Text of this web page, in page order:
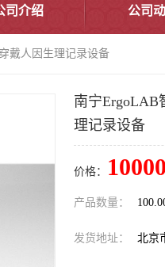
司介绍 公司
戴人因生理记录设备
南宁ErgoLAB
理记录设备
价格：
产品数量：
发货地址： 北京